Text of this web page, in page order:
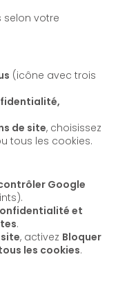
selon votre
(icône avec trois
de site, choisissez
tous les cookies.
Google
et
.
, activez Bloquer
les cookies.